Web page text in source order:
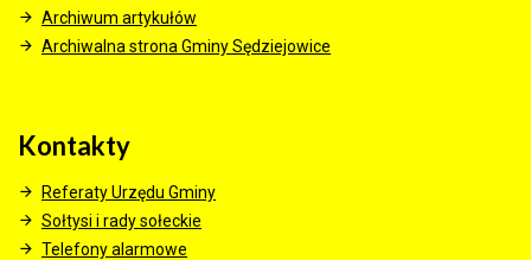
Archiwum artykułów
Archiwalna strona Gminy Sędziejowice
Kontakty
Referaty Urzędu Gminy
Sołtysi i rady sołeckie
Telefony alarmowe